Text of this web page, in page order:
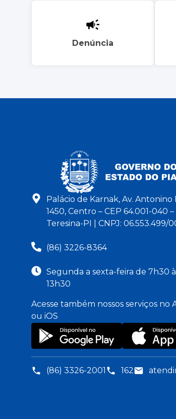
Denúncia
Palácio de Karnak, Av. Antonino
1450, Centro – CEP 64.001-040 –
Teresina-PI | CNPJ: 06.553.499/
(86) 3226-8364
Segunda a sexta-feira de 7h30
13h30
Acesse também nossos serviços no
ou iOS
(86) 3326-2001 162